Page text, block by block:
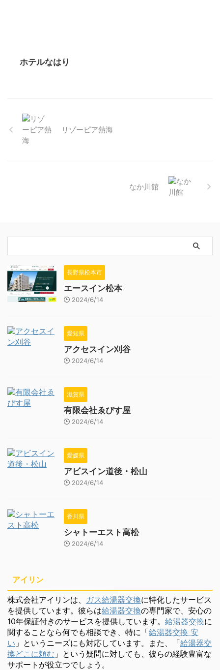
ホテルなはり
リゾーピア熱海
なか川館
長野県松本市
エースイン松本
2024/6/14
愛知県
アクセスイン刈谷
2024/6/14
滋賀県
有限会社ゑびす屋
2024/6/14
愛媛県
アビスイン道後・松山
2024/6/14
香川県
シャトーエスト高松
2024/6/14
アイリン
株式会社アイリンは、 ガス給湯器交換に特化したサービス
を提供しています。彼らは給湯器交換の専門家で、安心の
10年保証付きのサービスを提供しています。 給湯器交換に
関することなら何でも相談でき、特に「給湯器交換 安
い 」というニーズにも対応しています。また、「給湯器交
換どこに頼む 」という疑問に対しても、彼らの経験豊富な
サポートが役立つでしょう。